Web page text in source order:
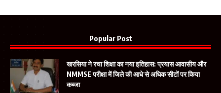
Popular Post
खरसिया ने रचा शिक्षा का नया इतिहास: प्रयास आवासीय और
NMMSE परीक्षा में जिले की आधे से अधिक सीटों पर किया
कब्जा